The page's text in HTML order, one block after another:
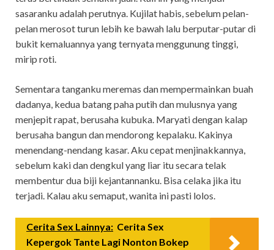
sasaranku adalah perutnya. Kujilat habis, sebelum pelan-
pelan merosot turun lebih ke bawah lalu berputar-putar di
bukit kemaluannya yang ternyata menggunung tinggi,
mirip roti.
Sementara tanganku meremas dan mempermainkan buah
dadanya, kedua batang paha putih dan mulusnya yang
menjepit rapat, berusaha kubuka. Maryati dengan kalap
berusaha bangun dan mendorong kepalaku. Kakinya
menendang-nendang kasar. Aku cepat menjinakkannya,
sebelum kaki dan dengkul yang liar itu secara telak
membentur dua biji kejantannanku. Bisa celaka jika itu
terjadi. Kalau aku semaput, wanita ini pasti lolos.
Cerita Sex Lainnya: Cerita Sex
Kepergok Tante Lagi Nonton Bokep